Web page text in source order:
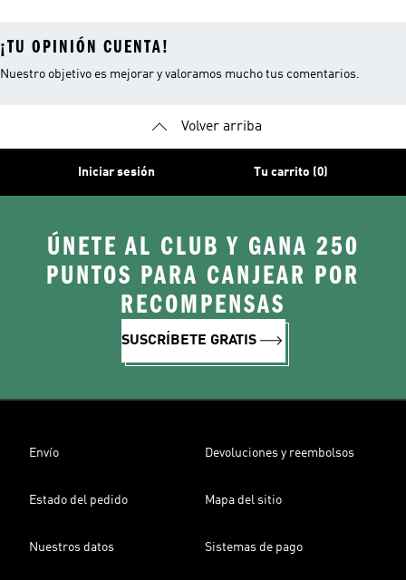
¡TU OPINIÓN CUENTA!
Nuestro objetivo es mejorar y valoramos mucho tus comentarios.
Volver arriba
Iniciar sesión Tu carrito (0)
ÚNETE AL CLUB Y GANA 250
PUNTOS PARA CANJEAR POR
RECOMPENSAS
SUSCRÍBETE GRATIS
Envío Devoluciones y reembolsos
Estado del pedido Mapa del sitio
Nuestros datos Sistemas de pago